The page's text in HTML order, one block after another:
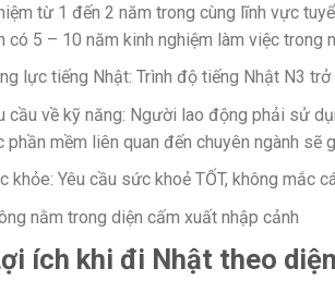
từ 1 đến 2 năm trong cùng lĩnh vực
có 5 – 10 năm kinh nghiệm làm việc trong
lực tiếng Nhật: Trình độ tiếng Nhật N3
cầu về kỹ năng: Người lao động phải sử
phần mềm liên quan đến chuyên ngành
khỏe: Yêu cầu sức khoẻ TỐT, không mắc
nằm trong diện cấm xuất nhập cảnh
ích khi đi Nhật theo